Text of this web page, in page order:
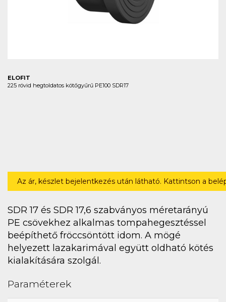
ELOFIT
225 rövid hegtoldatos kötőgyűrű PE100 SDR17
Az ár, készlet bejelentkezés után látható. Kattintson a
SDR 17 és SDR 17,6 szabványos méretarányú
PE csövekhez alkalmas tompahegesztéssel
beépíthető fröccsöntött idom. A mögé
helyezett lazakarimával együtt oldható kötés
kialakítására szolgál.
Paraméterek